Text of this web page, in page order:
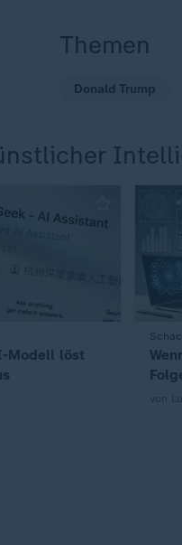
Themen
Donald Trump
Modell löst
: